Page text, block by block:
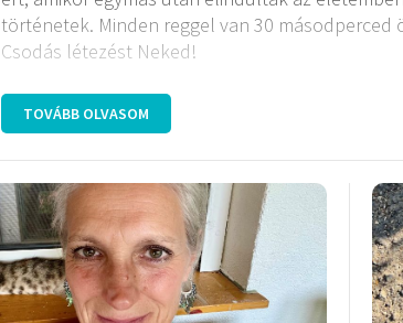
történetek. Minden reggel van 30 másodperced
Csodás létezést Neked!
TOVÁBB OLVASOM